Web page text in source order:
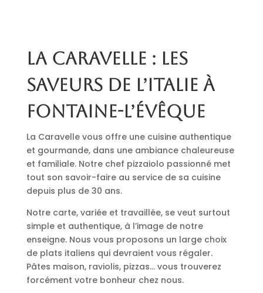
La Caravelle : les
saveurs de l’Italie à
Fontaine-l’Évêque
La Caravelle vous offre une cuisine authentique
et gourmande, dans une ambiance chaleureuse
et familiale. Notre chef pizzaiolo passionné met
tout son savoir-faire au service de sa cuisine
depuis plus de 30 ans.
Notre carte, variée et travaillée, se veut surtout
simple et authentique, à l’image de notre
enseigne. Nous vous proposons un large choix
de plats italiens qui devraient vous régaler.
Pâtes maison, raviolis, pizzas… vous trouverez
forcément votre bonheur chez nous.